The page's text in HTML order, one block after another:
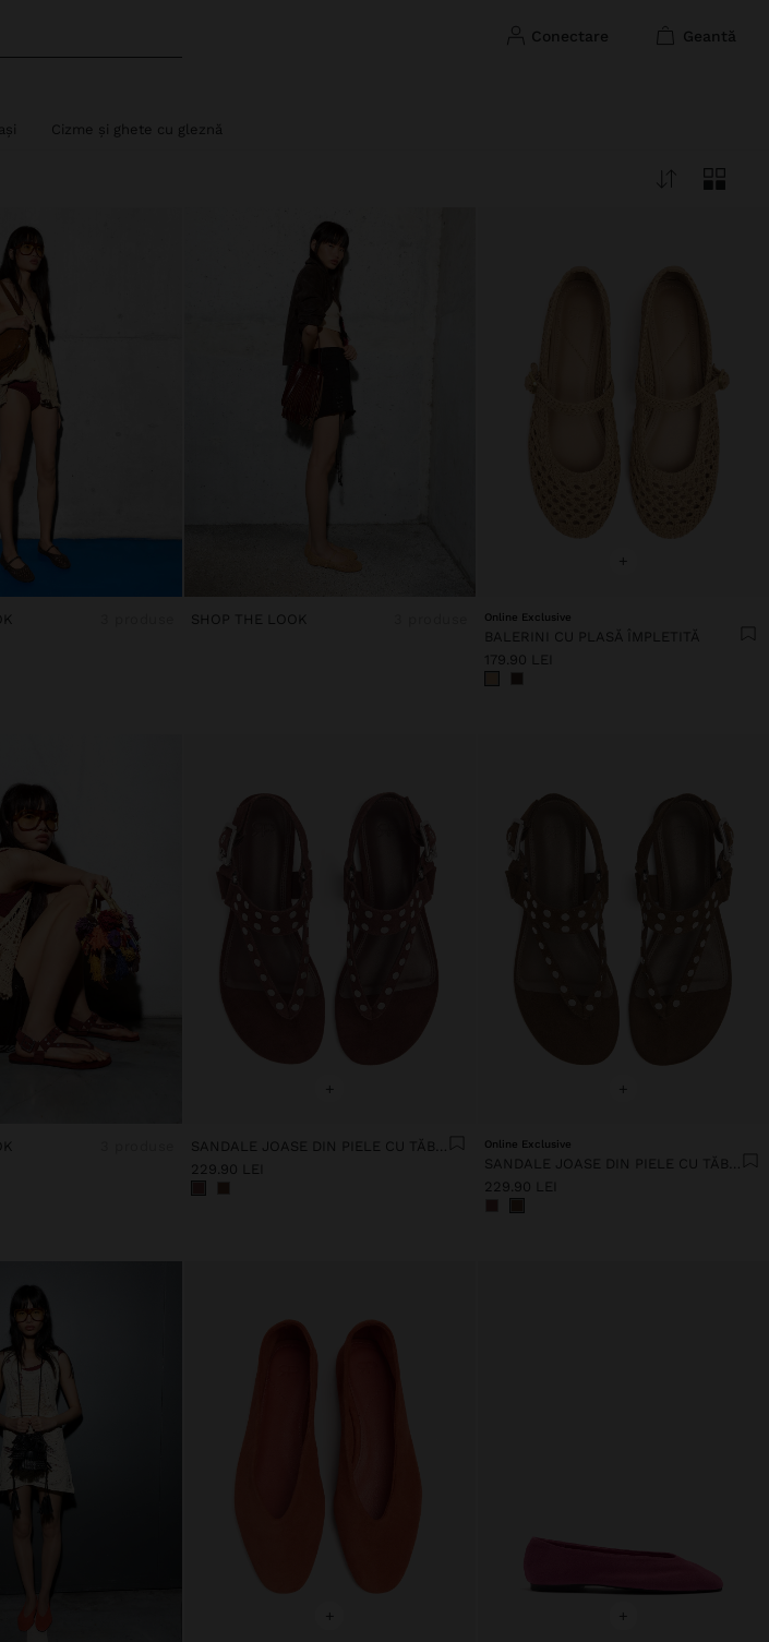
conectare geantă
Cizme și ghete cu gleznă
SHOP THE LOOK
+
Online Exclusive
BALERINI CU PLASĂ ÎMPLETITĂ
179.90 LEI
+
SANDALE JOASE DIN PIELE CU TĂBĂCUȚE
229.90 LEI
+
Online Exclusive
SANDALE JOASE DIN PIELE CU TĂBĂCUȚE
229.90 LEI
+ +